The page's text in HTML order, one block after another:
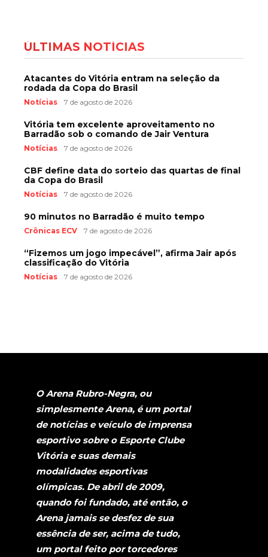
ÚLTIMAS NOTÍCIAS
Atacantes do Vitória entram na seleção da
rodada da Copa do Brasil
Notícias 7 de agosto de 2026
Vitória tem excelente aproveitamento no
Barradão sob o comando de Jair Ventura
Notícias 7 de agosto de 2026
CBF define data do sorteio das quartas de final
da Copa do Brasil
Notícias 7 de agosto de 2026
90 minutos no Barradão é muito tempo
Crônicas ECV 7 de agosto de 2026
“Fizemos um jogo impecável”, afirma Jair após
classificação do Vitória
Notícias 7 de agosto de 2026
O Arena Rubro-Negra, ou
simplesmente Arena, é um portal
de notícias e veículo de imprensa
esportivo sobre o Esporte Clube
Vitória e suas demais
modalidades esportivas
olímpicas. De abril de 2009,
quando foi fundado, até então, o
Arena jamais se desfez de sua
essência de ser, acima de tudo,
um portal feito por torcedores